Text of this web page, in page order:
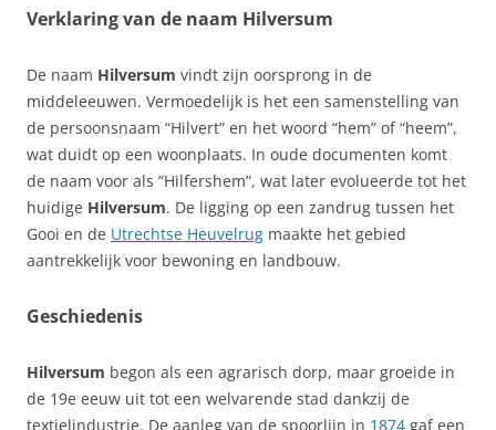
Verklaring van de naam Hilversum
De naam Hilversum vindt zijn oorsprong in de
middeleeuwen. Vermoedelijk is het een samenstelling van
de persoonsnaam “Hilvert” en het woord “hem” of “heem”,
wat duidt op een woonplaats. In oude documenten komt
de naam voor als “Hilfershem”, wat later evolueerde tot het
huidige Hilversum. De ligging op een zandrug tussen het
Gooi en de Utrechtse Heuvelrug maakte het gebied
aantrekkelijk voor bewoning en landbouw.
Geschiedenis
Hilversum begon als een agrarisch dorp, maar groeide in
de 19e eeuw uit tot een welvarende stad dankzij de
textielindustrie. De aanleg van de spoorlijn in 1874 gaf een